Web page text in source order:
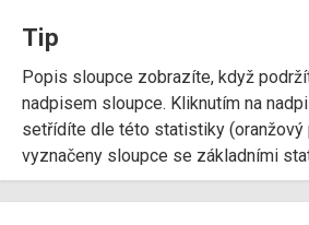
Tip
Popis sloupce zobrazíte, když
nadpisem sloupce. Kliknutím na
setřídíte dle této statistiky (oranžový
vyznačeny sloupce se základními